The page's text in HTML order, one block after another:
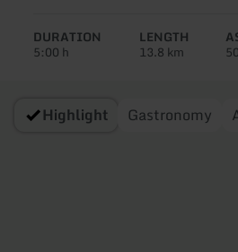
tour:
DURATION
5:00 h
LENGTH
13.8 km
Highlight Gastronomy